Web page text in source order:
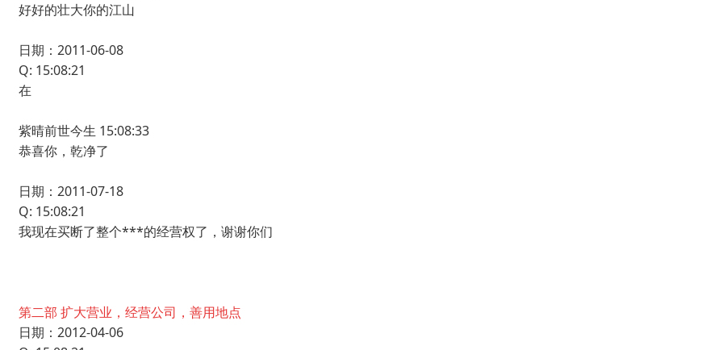
好好的壮大你的江山
日期：2011-06-08
Q: 15:08:21
在
紫晴前世今生 15:08:33
恭喜你，乾净了
日期：2011-07-18
Q: 15:08:21
我现在买断了整个***的经营权了，谢谢你们
第二部 扩大营业，经营公司，善用地点
日期：2012-04-06